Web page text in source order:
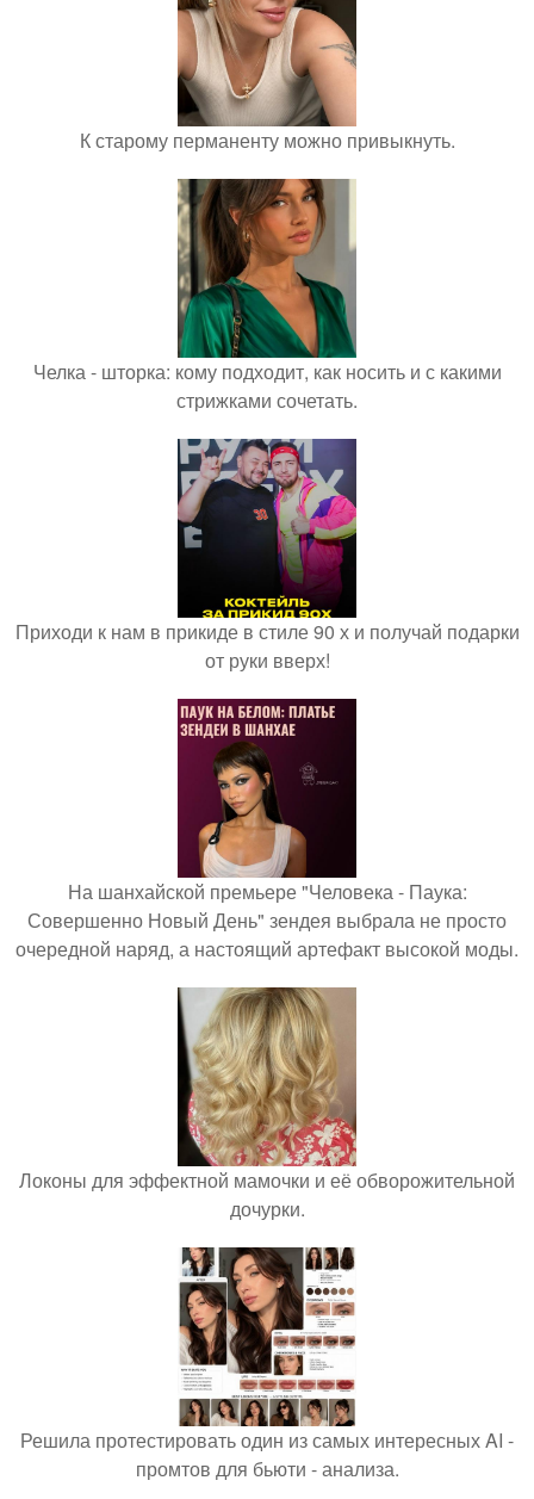
К старому перманенту можно привыкнуть.
Челка - шторка: кому подходит, как носить и с какими
стрижками сочетать.
Приходи к нам в прикиде в стиле 90 х и получай подарки
от руки вверх!
На шанхайской премьере "Человека - Паука:
Совершенно Новый День" зендея выбрала не просто
очередной наряд, а настоящий артефакт высокой моды.
Локоны для эффектной мамочки и её обворожительной
дочурки.
Решила протестировать один из самых интересных AI -
промтов для бьюти - анализа.